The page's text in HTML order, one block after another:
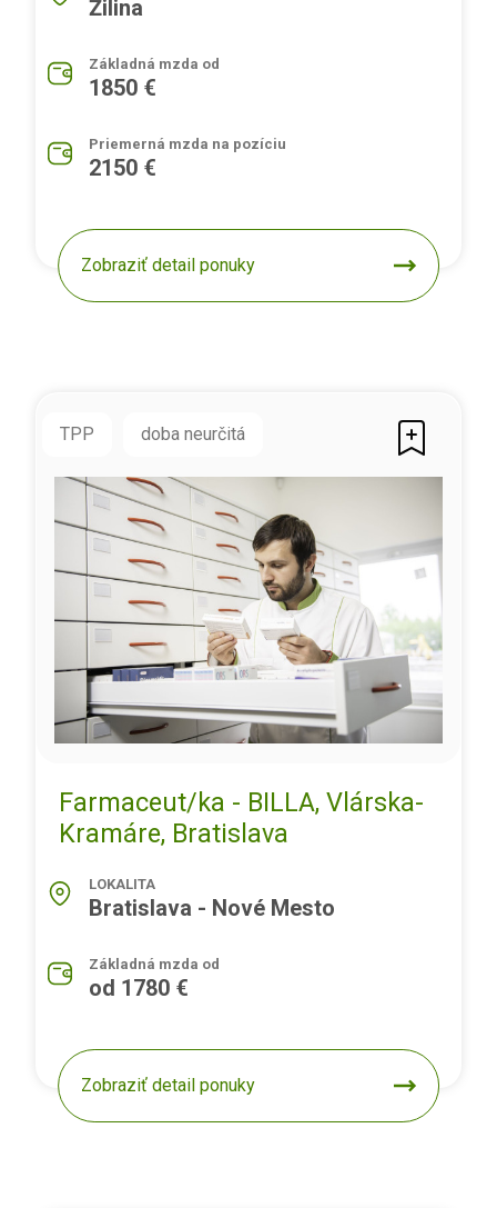
Žilina
Základná mzda od
1850 €
Priemerná mzda na pozíciu
2150 €
Zobraziť detail ponuky
TPP doba neurčitá
Farmaceut/ka - BILLA, Vlárska-
Kramáre, Bratislava
LOKALITA
Bratislava - Nové Mesto
Základná mzda od
od 1780 €
Zobraziť detail ponuky